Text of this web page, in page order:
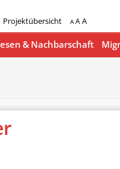
Projektübersicht A AA
& Nachbarschaft